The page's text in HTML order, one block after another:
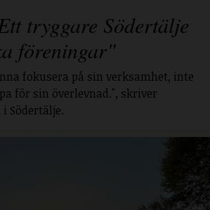
tryggare Södertälje
föreningar"
fokusera på sin verksamhet, inte
för sin överlevnad.", skriver
Södertälje.